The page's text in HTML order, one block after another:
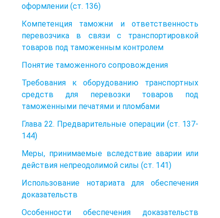
оформлении (ст. 136)
Компетенция таможни и ответственность
перевозчика в связи с транспортировкой
товаров под таможенным контролем
Понятие таможенного сопровождения
Требования к оборудованию транспортных
средств для перевозки товаров под
таможенными печатями и пломбами
Глава 22. Предварительные операции (ст. 137-
144)
Меры, принимаемые вследствие аварии или
действия непреодолимой силы (ст. 141)
Использование нотариата для обеспечения
доказательств
Особенности обеспечения доказательств